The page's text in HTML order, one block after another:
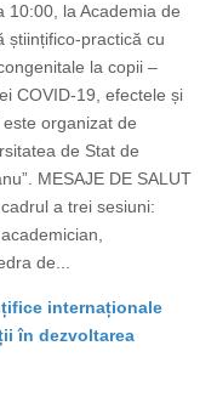
10:00, la Academia de
științifico-practică cu
la copii –
COVID-19, efectele și
organizat de
de Stat de
MESAJE DE SALUT
a trei sesiuni:
de...
internaționale
în dezvoltarea